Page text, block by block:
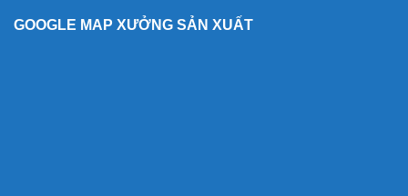
GOOGLE MAP XƯỞNG SẢN XUẤT